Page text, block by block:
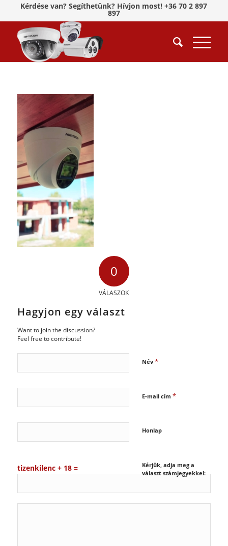
Kérdése van? Segíthetünk? Hívjon most! +36 70 2 897
897
0
VÁLASZOK
Hagyjon egy választ
Want to join the discussion?
Feel free to contribute!
Név *
E-mail cím *
Honlap
Kérjük, adja meg a
választ számjegyekkel:
tizenkilenc + 18 =